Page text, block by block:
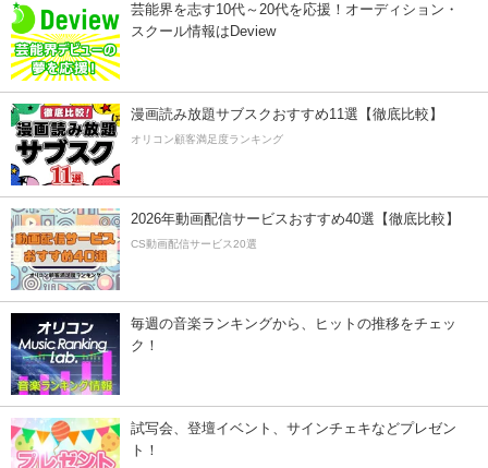
芸能界を志す10代～20代を応援！オーディション・
スクール情報はDeview
漫画読み放題サブスクおすすめ11選【徹底比較】
オリコン顧客満足度ランキング
2026年動画配信サービスおすすめ40選【徹底比較】
CS動画配信サービス20選
毎週の音楽ランキングから、ヒットの推移をチェッ
ク！
試写会、登壇イベント、サインチェキなどプレゼン
ト！